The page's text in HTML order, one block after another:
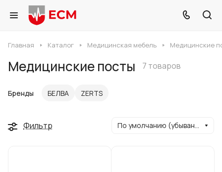
Главная Каталог Медицинская мебель Медицинские
Медицинские посты 7 товаров
Бренды БЕЛВА ZERTS
Фильтр По умолчанию (убывание)